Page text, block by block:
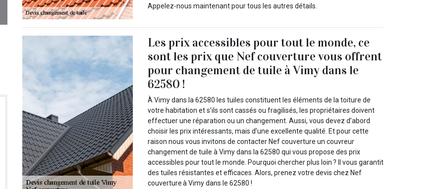
Appelez-nous maintenant pour tous les autres détails.
Les prix accessibles pour tout le monde, ce
sont les prix que Nef couverture vous offrent
pour changement de tuile à Vimy dans le
62580 !
À Vimy dans la 62580 les tuiles constituent les éléments de la toiture de
votre habitation et s’ils sont cassés ou fragilisés, les propriétaires doivent
effectuer une réparation ou un changement. Aussi, vous devez d’abord
choisir les prix intéressants, mais d’une excellente qualité. Et pour cette
raison nous vous invitons de contacter Nef couverture un couvreur
changement de tuile à Vimy dans la 62580 qui vous propose des prix
accessibles pour tout le monde. Pourquoi chercher plus loin ? Il vous garantit
des tuiles résistantes et efficaces. Alors, prenez votre devis chez Nef
couverture à Vimy dans le 62580 !